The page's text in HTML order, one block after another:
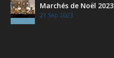
Marchés de Noël 2023
21 Sep 2023